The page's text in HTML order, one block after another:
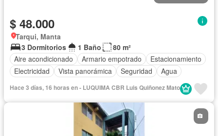
$ 48.000
Tarqui, Manta
3 Dormitorios
1 Baño
80 m²
Aire acondicionado
Armario empotrado
Estacionamiento
Electricidad
Vista panorámica Seguridad Agua
Hace 3 días, 16 horas en - LUQUIMA CBR Luis Quiñonez Mato